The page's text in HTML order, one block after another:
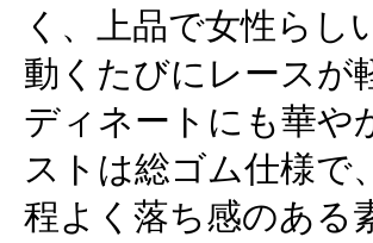
く、上品で女性らし
動くたびにレースが
ディネートにも華や
ストは総ゴム仕様で
程よく落ち感のある